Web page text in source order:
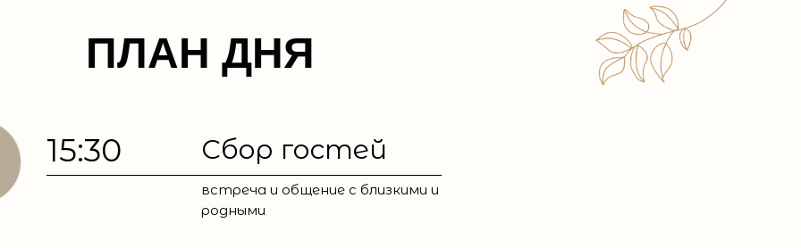
ПЛАН ДНЯ
15:30 Сбор гостей
встреча и общение с близкими и
родными